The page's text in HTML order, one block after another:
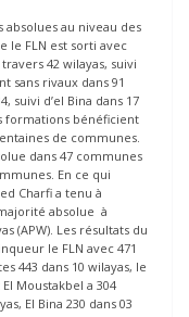
au niveau des
le FLN est sorti avec
42 wilayas, suivi
sans rivaux dans 91
suivi d’el Bina dans 17
formations bénéficient
de communes.
dans 47 communes
En ce qui
Charfi a tenu à
absolue à
(APW). Les résultats du
le FLN avec 471
443 dans 10 wilayas, le
Moustakbel a 304
El Bina 230 dans 03